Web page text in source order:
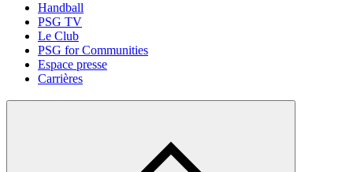
Handball
PSG TV
Le Club
PSG for Communities
Espace presse
Carrières